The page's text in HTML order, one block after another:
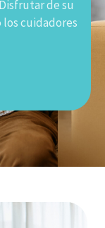
de su
los cuidadores